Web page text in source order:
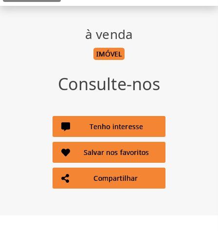
à venda
IMÓVEL
Consulte-nos
Tenho interesse
Salvar nos favoritos
Compartilhar